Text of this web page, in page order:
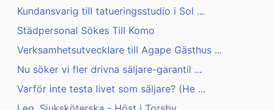
Kundansvarig till tatueringsstudio i Sol ...
Städpersonal Sökes Till Komo
Verksamhetsutvecklare till Agape Gästhus ...
Nu söker vi fler drivna säljare-garantil ...
Varför inte testa livet som säljare? (He ...